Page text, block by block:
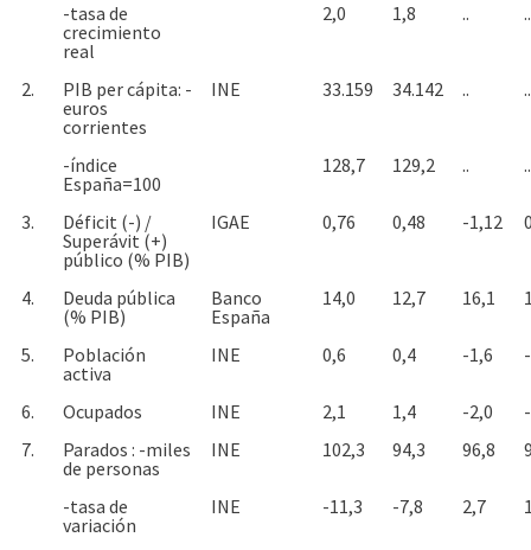
-tasa de
crecimiento
real
2,0 1,8 .. ..
2.
PIB per cápita: -
euros
corrientes
INE 33.159 34.142 .. ..
-índice
España=100
128,7 129,2 .. ..
3.
Déficit (-) /
Superávit (+)
público (% PIB)
IGAE 0,76 0,48 -1,12
4.
Deuda pública
(% PIB)
Banco
España
14,0 12,7 16,1
5.
Población
activa
INE 0,6 0,4 -1,6
6. Ocupados INE 2,1 1,4 -2,0
7.
Parados : -miles
de personas
INE 102,3 94,3 96,8
-tasa de
variación
INE -11,3 -7,8 2,7